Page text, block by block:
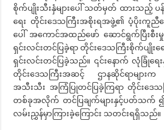
စိုက်ပျိုးသီးနှံများပေါ် သတ်မှတ် ထားသည့် ပ
ရေး တိုင်းဒေသကြီးအစိုးရအဖွဲ့၏ ပံ့ပိုးကူညီပ
ပေါ် အကောင်အထည်ဖော် ဆောင်ရွက်ပြီးစီးမှုမျ
ရှင်းလင်းတင်ပြခဲ့ရာ တိုင်းဒေသကြီးစိုက်ပျိုး
ရှင်းလင်းတင်ပြခဲ့သည်။ ၎င်းနောက် လုံခြုံရေး
တိုင်းဒေသကြီးအဆင့် ဌာနဆိုင်ရာမျာ
အသီးသီး အကြံပြုတင်ပြခဲ့ကြရာ တိုင်းဒေသ
တစ်ခုအလိုက် တင်ပြချက်များနှင့်ပတ်သက် ၍
လမ်းညွှန်မှာကြားခဲ့ကြောင်း သတင်းရရှိသည်။